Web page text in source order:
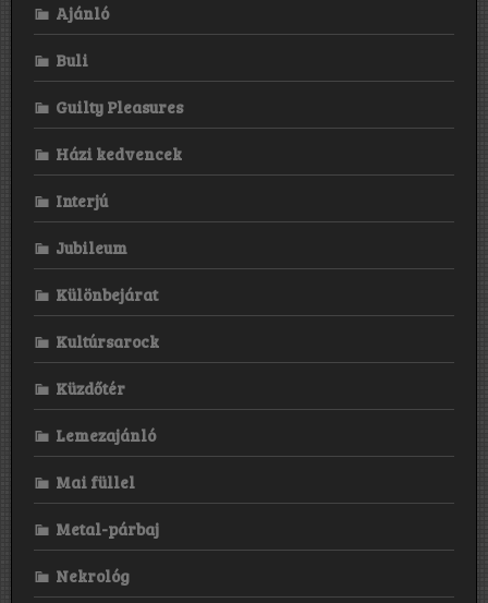
Ajánló
Buli
Guilty Pleasures
Házi kedvencek
Interjú
Jubileum
Különbejárat
Kultúrsarock
Küzdőtér
Lemezajánló
Mai füllel
Metal-párbaj
Nekrológ